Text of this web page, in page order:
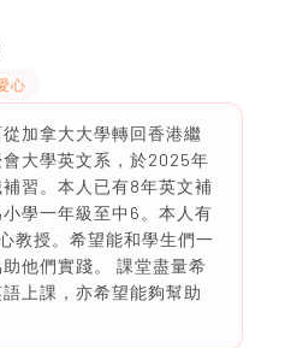
心
加拿大大學轉回香港繼
大學英文系，於2025年
習。本人已有8年英文補
學一年級至中6。本人有
教授。希望能和學生們一
他們實踐。 課堂盡量希
上課，亦希望能夠幫助